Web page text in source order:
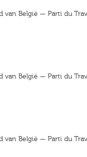
van België — Parti du
van België — Parti du
van België — Parti du